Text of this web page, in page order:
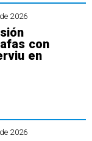
2026
con
en
2026